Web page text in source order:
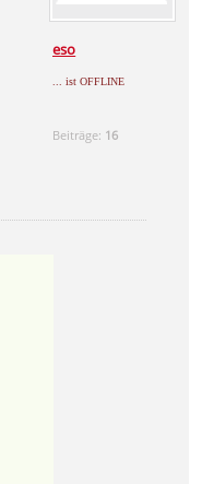
eso
... ist OFFLINE
Beiträge: 16